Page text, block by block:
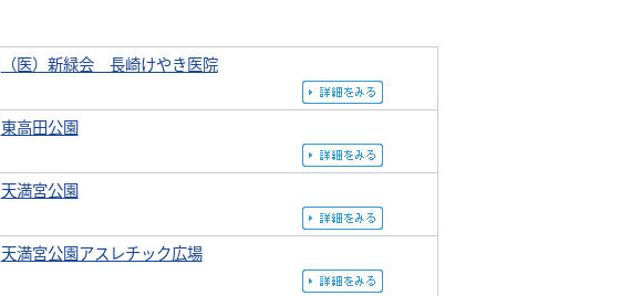
（医）新緑会 長崎けやき医院
東高田公園
天満宮公園
天満宮公園アスレチック広場